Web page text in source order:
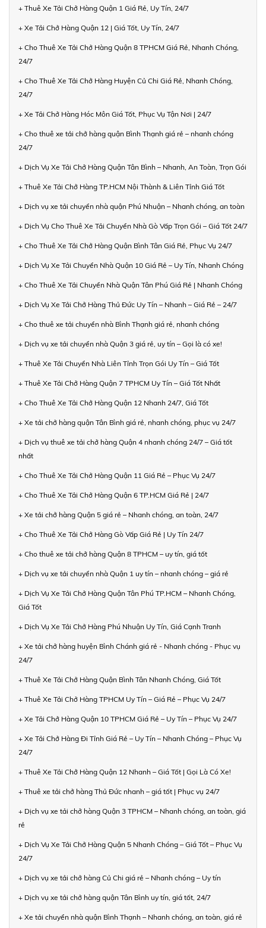
+ Thuê Xe Tải Chở Hàng Quận 1 Giá Rẻ, Uy Tín, 24/7
+ Xe Tải Chở Hàng Quận 12 | Giá Tốt, Uy Tín, 24/7
+ Cho Thuê Xe Tải Chở Hàng Quận 8 TPHCM Giá Rẻ, Nhanh Chóng,
24/7
+ Cho Thuê Xe Tải Chở Hàng Huyện Củ Chi Giá Rẻ, Nhanh Chóng,
24/7
+ Xe Tải Chở Hàng Hóc Môn Giá Tốt, Phục Vụ Tận Nơi | 24/7
+ Cho thuê xe tải chở hàng quận Bình Thạnh giá rẻ – nhanh chóng
24/7
+ Dịch Vụ Xe Tải Chở Hàng Quận Tân Bình – Nhanh, An Toàn, Trọn Gói
+ Thuê Xe Tải Chở Hàng TP.HCM Nội Thành & Liên Tỉnh Giá Tốt
+ Dịch vụ xe tải chuyển nhà quận Phú Nhuận – Nhanh chóng, an toàn
+ Dịch Vụ Cho Thuê Xe Tải Chuyển Nhà Gò Vấp Trọn Gói – Giá Tốt 24/7
+ Cho Thuê Xe Tải Chở Hàng Quận Bình Tân Giá Rẻ, Phục Vụ 24/7
+ Dịch Vụ Xe Tải Chuyển Nhà Quận 10 Giá Rẻ – Uy Tín, Nhanh Chóng
+ Cho Thuê Xe Tải Chuyển Nhà Quận Tân Phú Giá Rẻ | Nhanh Chóng
+ Dịch Vụ Xe Tải Chở Hàng Thủ Đức Uy Tín – Nhanh – Giá Rẻ – 24/7
+ Cho thuê xe tải chuyển nhà Bình Thạnh giá rẻ, nhanh chóng
+ Dịch vụ xe tải chuyển nhà Quận 3 giá rẻ, uy tín – Gọi là có xe!
+ Thuê Xe Tải Chuyển Nhà Liên Tỉnh Trọn Gói Uy Tín – Giá Tốt
+ Thuê Xe Tải Chở Hàng Quận 7 TPHCM Uy Tín – Giá Tốt Nhất
+ Cho Thuê Xe Tải Chở Hàng Quận 12 Nhanh 24/7, Giá Tốt
+ Xe tải chở hàng quận Tân Bình giá rẻ, nhanh chóng, phục vụ 24/7
+ Dịch vụ thuê xe tải chở hàng Quận 4 nhanh chóng 24/7 – Giá tốt
nhất
+ Cho Thuê Xe Tải Chở Hàng Quận 11 Giá Rẻ – Phục Vụ 24/7
+ Cho Thuê Xe Tải Chở Hàng Quận 6 TP.HCM Giá Rẻ | 24/7
+ Xe tải chở hàng Quận 5 giá rẻ – Nhanh chóng, an toàn, 24/7
+ Cho Thuê Xe Tải Chở Hàng Gò Vấp Giá Rẻ | Uy Tín 24/7
+ Cho thuê xe tải chở hàng Quận 8 TPHCM – uy tín, giá tốt
+ Dịch vụ xe tải chuyển nhà Quận 1 uy tín – nhanh chóng – giá rẻ
+ Dịch Vụ Xe Tải Chở Hàng Quận Tân Phú TP.HCM – Nhanh Chóng,
Giá Tốt
+ Dịch Vụ Xe Tải Chở Hàng Phú Nhuận Uy Tín, Giá Cạnh Tranh
+ Xe tải chở hàng huyện Bình Chánh giá rẻ - Nhanh chóng - Phục vụ
24/7
+ Thuê Xe Tải Chở Hàng Quận Bình Tân Nhanh Chóng, Giá Tốt
+ Thuê Xe Tải Chở Hàng TPHCM Uy Tín – Giá Rẻ – Phục Vụ 24/7
+ Xe Tải Chở Hàng Quận 10 TPHCM Giá Rẻ – Uy Tín – Phục Vụ 24/7
+ Xe Tải Chở Hàng Đi Tỉnh Giá Rẻ – Uy Tín – Nhanh Chóng – Phục Vụ
24/7
+ Thuê Xe Tải Chở Hàng Quận 12 Nhanh – Giá Tốt | Gọi Là Có Xe!
+ Thuê xe tải chở hàng Thủ Đức nhanh – giá tốt | Phục vụ 24/7
+ Dịch vụ xe tải chở hàng Quận 3 TPHCM – Nhanh chóng, an toàn, giá
rẻ
+ Dịch Vụ Xe Tải Chở Hàng Quận 5 Nhanh Chóng – Giá Tốt – Phục Vụ
24/7
+ Dịch vụ xe tải chở hàng Củ Chi giá rẻ – Nhanh chóng – Uy tín
+ Dịch vụ xe tải chở hàng quận Tân Bình uy tín, giá tốt, 24/7
+ Xe tải chuyển nhà quận Bình Thạnh – Nhanh chóng, an toàn, giá rẻ